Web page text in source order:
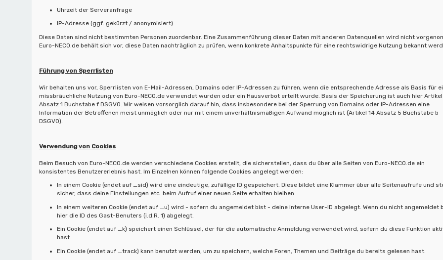
Uhrzeit der Serveranfrage
IP-Adresse (ggf. gekürzt / anonymisiert)
Diese Daten sind nicht bestimmten Personen zuordenbar. Eine Zusammenführung dieser Daten mit anderen Datenquellen wird nicht
Euro-NECO.de behält sich vor, diese Daten nachträglich zu prüfen, wenn konkrete Anhaltspunkte für eine rechtswidrige Nutzung bekannt
Führung von Sperrlisten
Wir behalten uns vor, Sperrlisten von E-Mail-Adressen, Domains oder IP-Adressen zu führen, wenn die entsprechende Adresse als Basis für
missbräuchliche Nutzung von Euro-NECO.de verwendet wurden oder ein Hausverbot erteilt wurde. Basis der Speicherung ist auch hier Artikel
Absatz 1 Buchstabe f DSGVO. Wir weisen vorsorglich darauf hin, dass insbesondere bei der Sperrung von Domains oder IP-Adressen eine
Information der Betroffenen meist unmöglich oder nur mit einem unverhältnismäßigen Aufwand möglich ist (Artikel 14 Absatz 5 Buchstabe b
DSGVO).
Verwendung von Cookies
Beim Besuch von Euro-NECO.de werden verschiedene Cookies erstellt, die sicherstellen, dass du über alle Seiten von Euro-NECO.de ein
konsistentes Benutzererlebnis hast. Im Einzelnen können folgende Cookies angelegt werden:
In einem Cookie (endet auf _sid) wird eine eindeutige, zufällige ID gespeichert. Diese bildet eine Klammer über alle Seitenaufrufe und
sicher, dass deine Einstellungen etc. beim Aufruf einer neuen Seite erhalten bleiben.
In einem weiteren Cookie (endet auf _u) wird - sofern du angemeldet bist - deine interne User-ID abgelegt. Wenn du nicht angemeldet
hier die ID des Gast-Benuters (i.d.R. 1) abgelegt.
Ein Cookie (endet auf _k) speichert einen Schlüssel, der für die automatische Anmeldung verwendet wird, sofern du diese Funktion
hast.
Ein Cookie (endet auf _track) kann benutzt werden, um zu speichern, welche Foren, Themen und Beiträge du bereits gelesen hast.